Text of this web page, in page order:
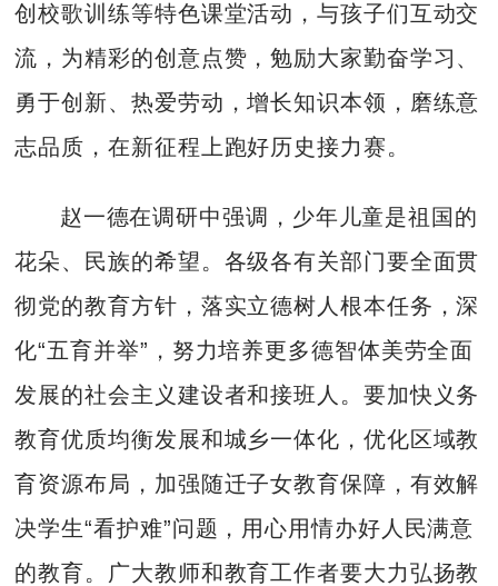
创校歌训练等特色课堂活动，与孩子们互动交
流，为精彩的创意点赞，勉励大家勤奋学习、
勇于创新、热爱劳动，增长知识本领，磨练意
志品质，在新征程上跑好历史接力赛。
赵一德在调研中强调，少年儿童是祖国的
花朵、民族的希望。各级各有关部门要全面贯
彻党的教育方针，落实立德树人根本任务，深
化“五育并举”，努力培养更多德智体美劳全面
发展的社会主义建设者和接班人。要加快义务
教育优质均衡发展和城乡一体化，优化区域教
育资源布局，加强随迁子女教育保障，有效解
决学生“看护难”问题，用心用情办好人民满意
的教育。广大教师和教育工作者要大力弘扬教